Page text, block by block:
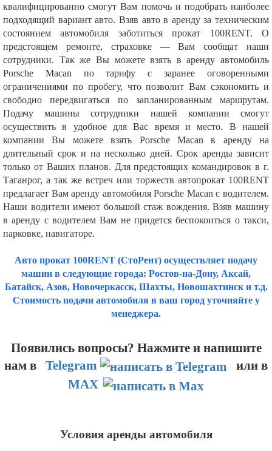
квалифицированно смогут Вам помочь и подобрать наиболее
подходящий вариант авто. Взяв авто в аренду за техническим
состоянием автомобиля заботиться прокат 100RENT. О
предстоящем ремонте, страховке — Вам сообщат наши
сотрудники. Так же Вы можете взять в аренду автомобиль
Porsche Macan по тарифу с заранее оговоренными
ограничениями по пробегу, что позволит Вам сэкономить и
свободно передвигаться по запланированным маршрутам.
Подачу машины сотрудники нашей компании смогут
осуществить в удобное для Вас время и место. В нашей
компании Вы можете взять Porsche Macan в аренду на
длительный срок и на несколько дней. Срок аренды зависит
только от Ваших планов. Для предстоящих командировок в г.
Таганрог, а так же встреч или торжеств автопрокат 100RENT
предлагает Вам аренду автомобиля Porsche Macan с водителем.
Наши водители имеют большой стаж вождения. Взяв машину
в аренду с водителем Вам не придется беспокоиться о такси,
парковке, навигаторе.
Авто прокат 100RENT (СтоРент) осуществляет подачу
машин в следующие города: Ростов-на-Дону, Аксай,
Батайск, Азов, Новочеркасск, Шахты, Новошахтинск и т.д.
Стоимость подачи автомобиля в ваш город уточняйте у
менеджера.
Появились вопросы? Нажмите и напишите
нам в Telegram
или в
MAX
Условия аренды автомобиля